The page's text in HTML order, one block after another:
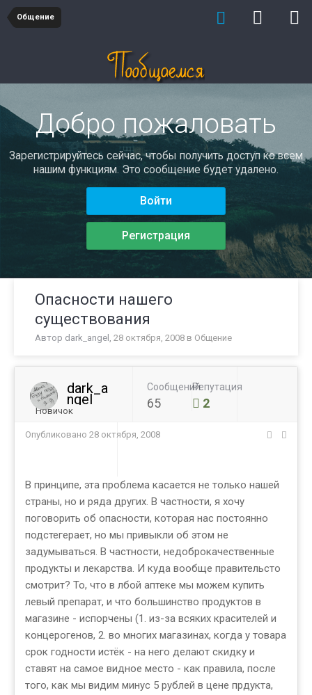
Общение
Добро пожаловать
Зарегистрируйтесь сейчас, чтобы получить доступ ко всем
нашим функциям. Это сообщение будет удалено.
Войти
Регистрация
Опасности нашего
существования
Автор dark_angel , 28 октября, 2008 в Общение
dark_a
ngel
Новичок
Сообщений
65
Репутация
2
Опубликовано 28 октября, 2008
В принципе, эта проблема касается не только нашей
страны, но и ряда других. В частности, я хочу
поговорить об опасности, которая нас постоянно
подстегерает, но мы привыкли об этом не
задумываться. В частности, недоброкачественные
продукты и лекарства. И куда вообще правительсто
смотрит? То, что в лбой аптеке мы можем купить
левый препарат, и что большинство продуктов в
магазине - испорчены (1. из-за всяких красителей и
концерогенов, 2. во многих магазинах, когда у товара
срок годности истёк - на него делают скидку и
ставят на самое видное место - как правила, после
того, как мы видим минус 5 рублей в цене прдукта,